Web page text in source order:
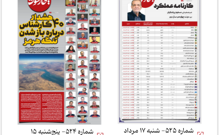
شماره 525- شنبه 17 مرداد
شماره 524- پنج‌شنبه 15